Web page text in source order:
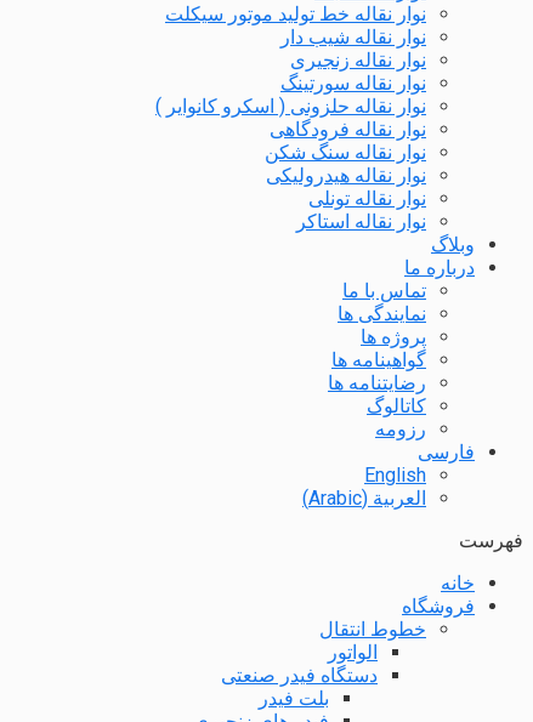
نوار نقاله خط تولید موتور سیکلت
نوار نقاله شیب دار
نوار نقاله زنجیری
نوار نقاله سورتینگ
نوار نقاله حلزونی ( اسکرو کانوایر )
نوار نقاله فرودگاهی
نوار نقاله سنگ شکن
نوار نقاله هیدرولیکی
نوار نقاله تونلی
نوار نقاله استاکر
وبلاگ
درباره ما
تماس با ما
نمایندگی ها
پروژه ها
گواهینامه ها
رضایتنامه ها
کاتالوگ
رزومه
فارسی
English
العربية (
Arabic
)
فهرست
خانه
فروشگاه
خطوط انتقال
الواتور
دستگاه فیدر صنعتی
بلت فیدر